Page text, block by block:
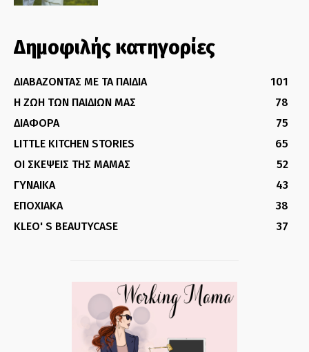
Δημοφιλής κατηγορίες
ΔΙΑΒΑΖΟΝΤΑΣ ΜΕ ΤΑ ΠΑΙΔΙΑ
101
Η ΖΩΗ ΤΩΝ ΠΑΙΔΙΩΝ ΜΑΣ
78
ΔΙΑΦΟΡΑ
75
LITTLE KITCHEN STORIES
65
ΟΙ ΣΚΕΨΕΙΣ ΤΗΣ ΜΑΜΑΣ
52
ΓΥΝΑΙΚΑ
43
ΕΠΟΧΙΑΚΑ
38
KLEO' S BEAUTYCASE
37